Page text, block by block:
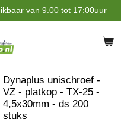
van 9.00 tot 17:00uur
Dynaplus unischroef -
VZ - platkop - TX-25 -
4,5x30mm - ds 200
stuks